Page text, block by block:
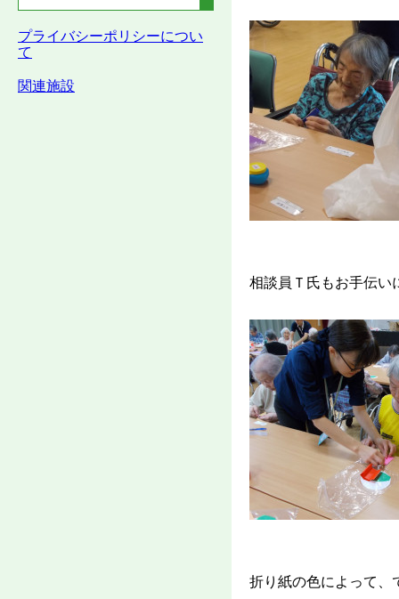
相談員Ｔ氏もお手伝い
折り紙の色によって、
プライバシーポリシーについ
て
関連施設